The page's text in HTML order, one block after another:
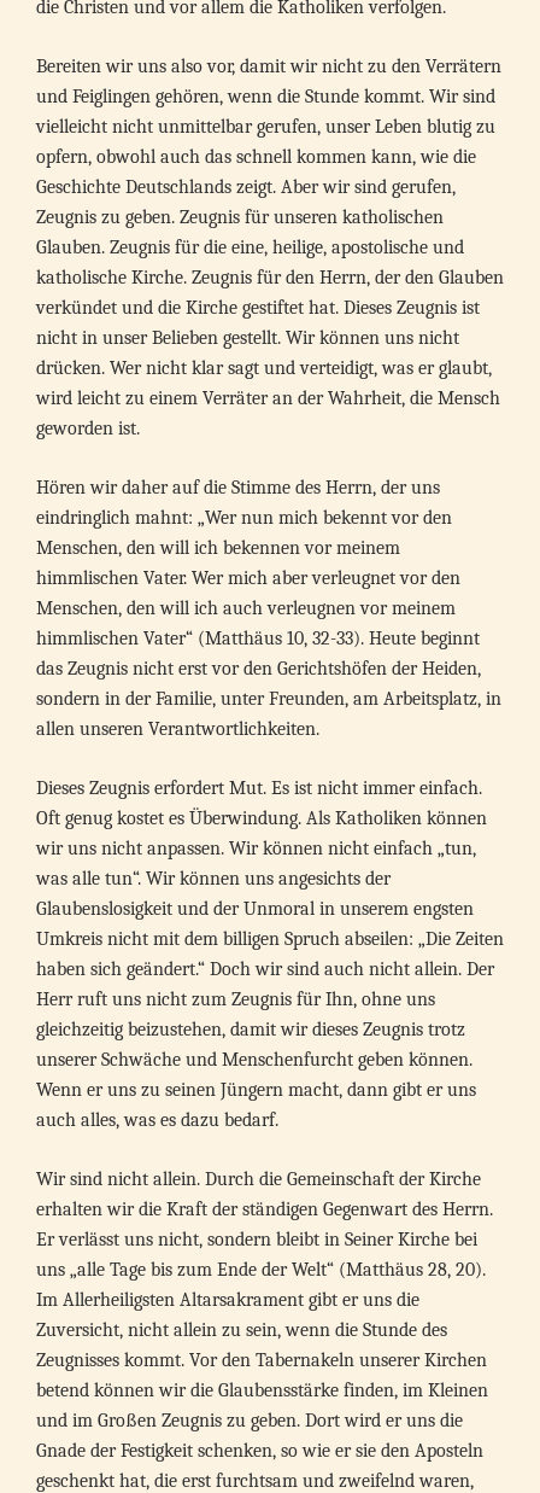
die Christen und vor allem die Katholiken verfolgen.
Bereiten wir uns also vor, damit wir nicht zu den Verrätern
und Feiglingen gehören, wenn die Stunde kommt. Wir sind
vielleicht nicht unmittelbar gerufen, unser Leben blutig zu
opfern, obwohl auch das schnell kommen kann, wie die
Geschichte Deutschlands zeigt. Aber wir sind gerufen,
Zeugnis zu geben. Zeugnis für unseren katholischen
Glauben. Zeugnis für die eine, heilige, apostolische und
katholische Kirche. Zeugnis für den Herrn, der den Glauben
verkündet und die Kirche gestiftet hat. Dieses Zeugnis ist
nicht in unser Belieben gestellt. Wir können uns nicht
drücken. Wer nicht klar sagt und verteidigt, was er glaubt,
wird leicht zu einem Verräter an der Wahrheit, die Mensch
geworden ist.
Hören wir daher auf die Stimme des Herrn, der uns
eindringlich mahnt: „Wer nun mich bekennt vor den
Menschen, den will ich bekennen vor meinem
himmlischen Vater. Wer mich aber verleugnet vor den
Menschen, den will ich auch verleugnen vor meinem
himmlischen Vater“ (Matthäus 10, 32-33). Heute beginnt
das Zeugnis nicht erst vor den Gerichtshöfen der Heiden,
sondern in der Familie, unter Freunden, am Arbeitsplatz, in
allen unseren Verantwortlichkeiten.
Dieses Zeugnis erfordert Mut. Es ist nicht immer einfach.
Oft genug kostet es Überwindung. Als Katholiken können
wir uns nicht anpassen. Wir können nicht einfach „tun,
was alle tun“. Wir können uns angesichts der
Glaubenslosigkeit und der Unmoral in unserem engsten
Umkreis nicht mit dem billigen Spruch abseilen: „Die Zeiten
haben sich geändert.“ Doch wir sind auch nicht allein. Der
Herr ruft uns nicht zum Zeugnis für Ihn, ohne uns
gleichzeitig beizustehen, damit wir dieses Zeugnis trotz
unserer Schwäche und Menschenfurcht geben können.
Wenn er uns zu seinen Jüngern macht, dann gibt er uns
auch alles, was es dazu bedarf.
Wir sind nicht allein. Durch die Gemeinschaft der Kirche
erhalten wir die Kraft der ständigen Gegenwart des Herrn.
Er verlässt uns nicht, sondern bleibt in Seiner Kirche bei
uns „alle Tage bis zum Ende der Welt“ (Matthäus 28, 20).
Im Allerheiligsten Altarsakrament gibt er uns die
Zuversicht, nicht allein zu sein, wenn die Stunde des
Zeugnisses kommt. Vor den Tabernakeln unserer Kirchen
betend können wir die Glaubensstärke finden, im Kleinen
und im Großen Zeugnis zu geben. Dort wird er uns die
Gnade der Festigkeit schenken, so wie er sie den Aposteln
geschenkt hat, die erst furchtsam und zweifelnd waren,